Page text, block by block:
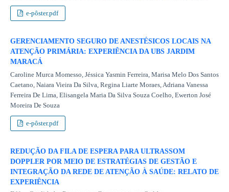
e-pôster.pdf
GERENCIAMENTO SEGURO DE ANESTÉSICOS LOCAIS NA
ATENÇÃO PRIMÁRIA: EXPERIÊNCIA DA UBS JARDIM
MARACÁ
Caroline Murca Momesso, Jéssica Yasmin Ferreira, Marisa Melo Dos Santos
Caetano, Naiara Vieira Da Silva, Regina Liarte Moraes, Adriana Vanessa
Ferreira De Lima, Elisangela Maria Da Silva Souza Coelho, Ewerton José
Moreira De Souza
e-pôster.pdf
REDUÇÃO DA FILA DE ESPERA PARA ULTRASSOM
DOPPLER POR MEIO DE ESTRATÉGIAS DE GESTÃO E
INTEGRAÇÃO DA REDE DE ATENÇÃO À SAÚDE: RELATO DE
EXPERIÊNCIA